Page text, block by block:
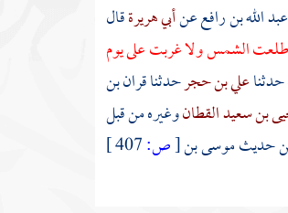
عبد الله بن رافععنأبي هريرةقال
الشمس ولا غربت على يوم
حدثناعلي بن حجرحدثناقران بن
بن سعيد القطانوغيره من قبل
حديثموسى بن[ص: